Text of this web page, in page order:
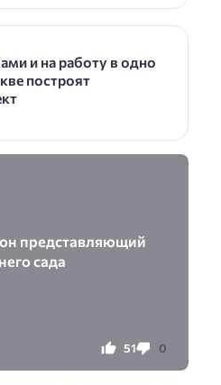
и на работу в одно
построят
представляющий
сада
51 0